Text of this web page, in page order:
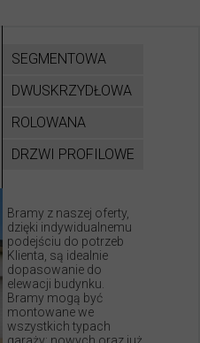
SEGMENTOWA
DWUSKRZYDŁOWA
ROLOWANA
DRZWI PROFILOWE
Bramy z naszej oferty,
dzięki indywidualnemu
podejściu do potrzeb
Klienta, są idealnie
dopasowanie do
elewacji budynku.
Bramy mogą być
montowane we
wszystkich typach